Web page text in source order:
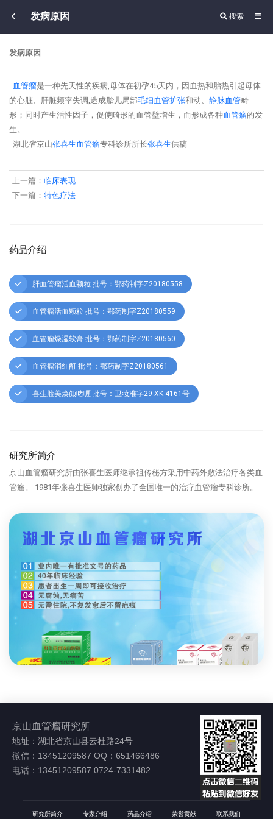
发病原因 搜索
发病原因
血管瘤是一种先天性的疾病,母体在初孕45天内，因血热和胎热引起母体
的心脏、肝脏频率失调,造成胎儿局部毛细血管扩张和动、 静脉血管畸
形；同时产生活性因子，促使畸形的血管壁增生，而形成各种血管瘤的发
生。
湖北省京山张喜生血管瘤专科诊所所长张喜生供稿
上一篇： 临床表现
下一篇： 特色疗法
药品介绍
肝血管瘤活血颗粒 批号：鄂药制字Z20180558
血管瘤活血颗粒 批号：鄂药制字Z20180559
血管瘤燥湿软膏 批号：鄂药制字Z20180560
血管瘤消红酊 批号：鄂药制字Z20180561
喜生脸美焕颜啫喱 批号：卫妆准字29-XK-4161号
研究所简介
京山血管瘤研究所由张喜生医师继承祖传秘方采用中药外敷法治疗各类血
管瘤。 1981年张喜生医师独家创办了全国唯一的治疗血管瘤专科诊所。
京山血管瘤研究所
地址：湖北省京山县云杜路24号
微信：13451209587 OQ：651466486
电话：13451209587 0724-7331482
研究所简介 专家介绍 药品介绍 荣誉贡献 联系我们